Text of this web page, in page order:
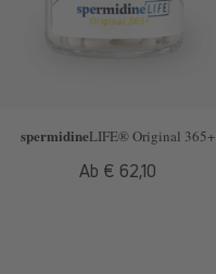
spermidineLIFE® Original 365+
Normaler
Ab € 62,10